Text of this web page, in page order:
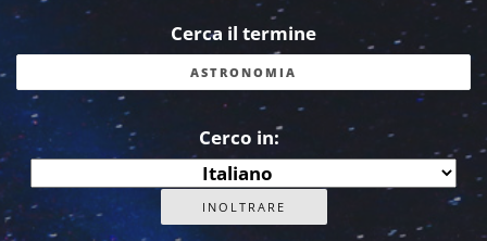
Cerca il termine
Cerco in: